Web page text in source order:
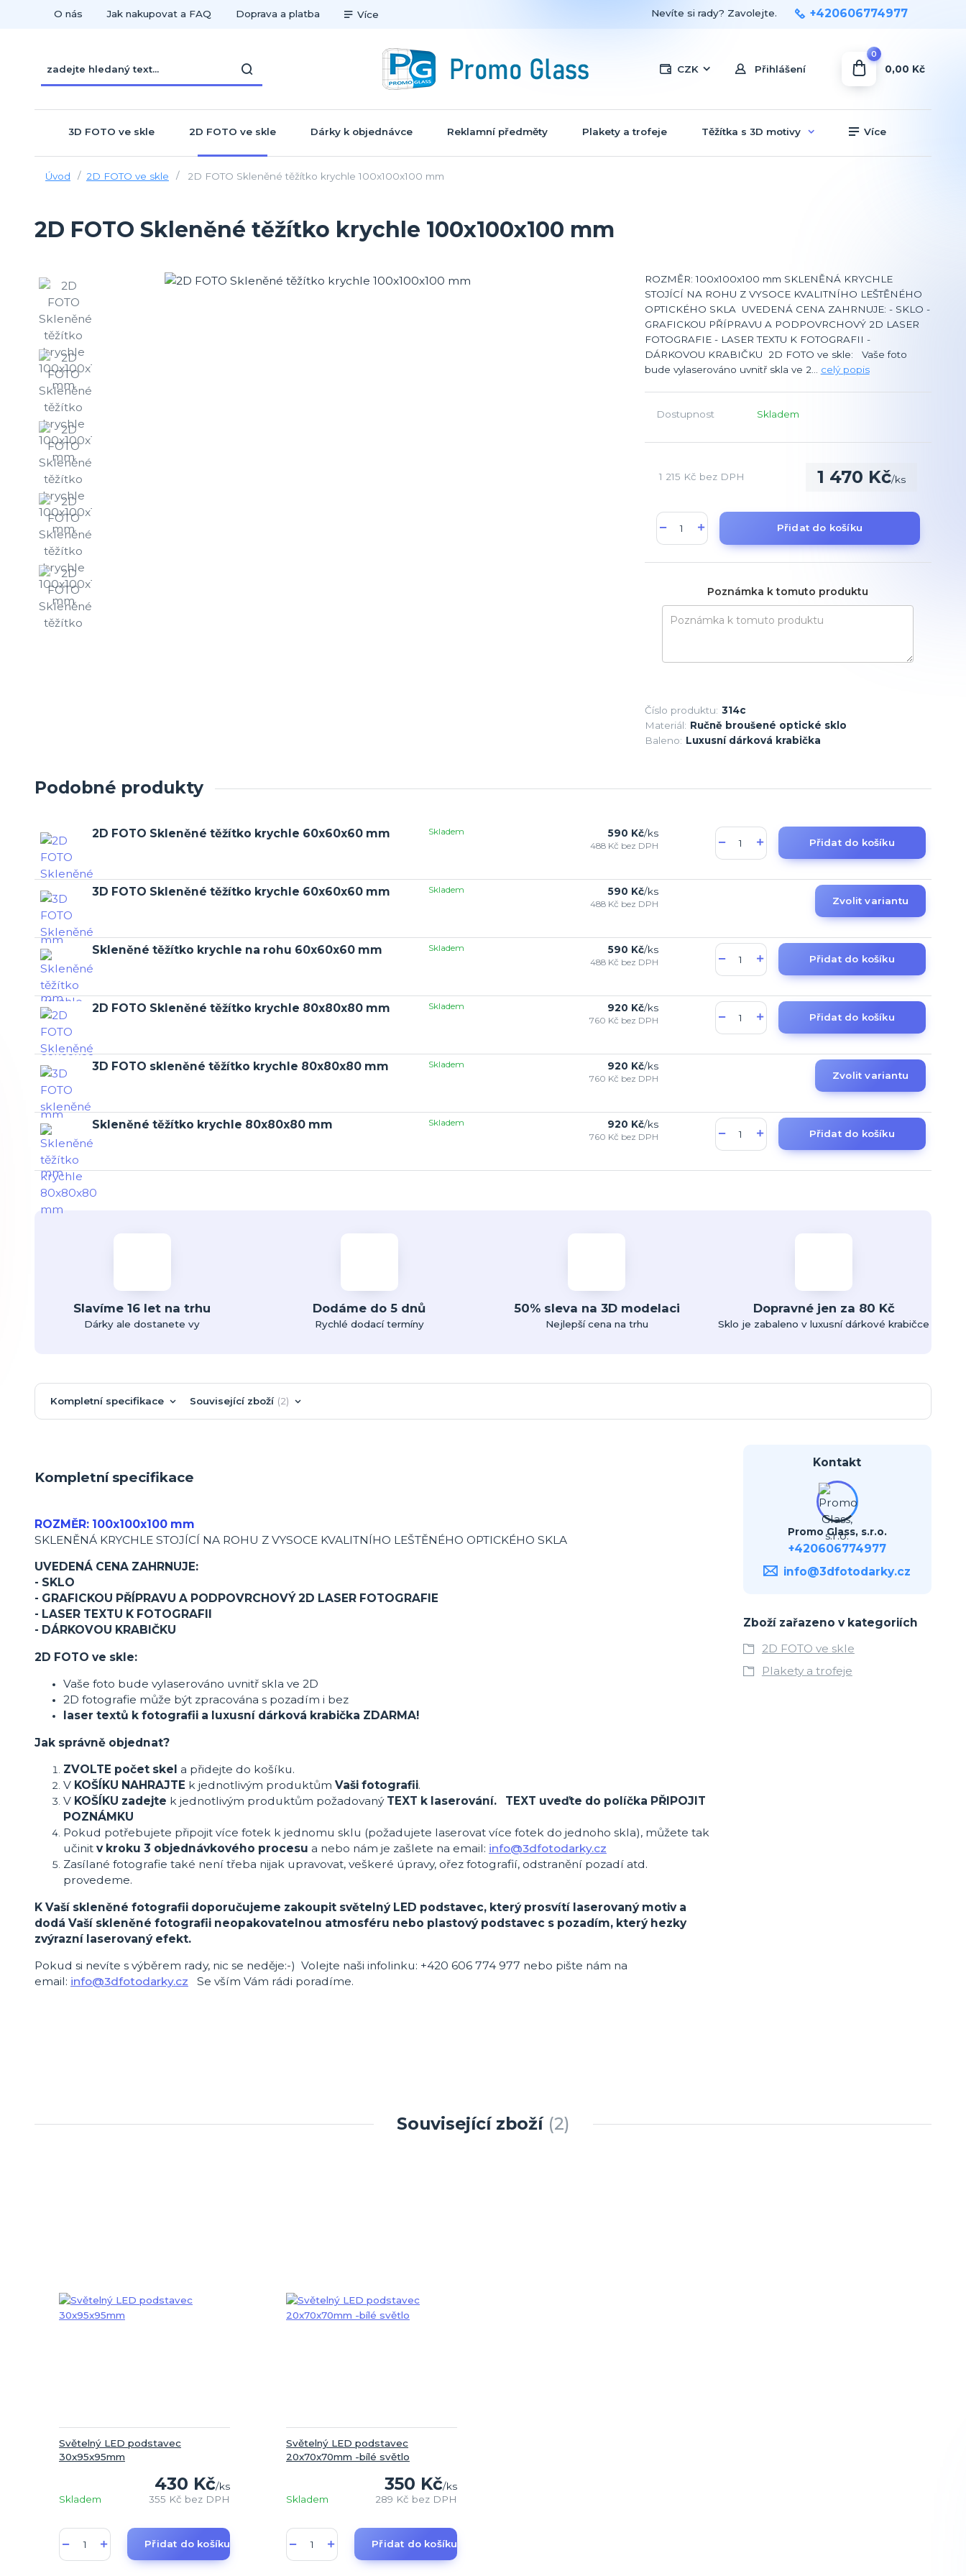
O nás Jak nakupovat a FAQ Doprava a platba Více
CZK Přihlášení
Nevíte si rady? Zavolejte. +420606774977
0
0,00 Kč
3D FOTO ve skle 2D FOTO ve skle Dárky k objednávce Reklamní předměty Plakety a trofeje Těžítka s 3D motivy Více
Úvod 2D FOTO ve skle 2D FOTO Skleněné těžítko krychle 100x100x100 mm
2D FOTO Skleněné těžítko krychle 100x100x100 mm
ROZMĚR: 100x100x100 mm SKLENĚNÁ KRYCHLE
STOJÍCÍ NA ROHU Z VYSOCE KVALITNÍHO LEŠTĚNÉHO
OPTICKÉHO SKLA UVEDENÁ CENA ZAHRNUJE: - SKLO -
GRAFICKOU PŘÍPRAVU A PODPOVRCHOVÝ 2D LASER
FOTOGRAFIE - LASER TEXTU K FOTOGRAFII -
DÁRKOVOU KRABIČKU 2D FOTO ve skle: Vaše foto
bude vylaserováno uvnitř skla ve 2... celý popis
Dostupnost Skladem
1 470 Kč/ks
1 215 Kč bez DPH
Přidat do košíku
Poznámka k tomuto produktu
Číslo produktu: 314c
Materiál: Ručně broušené optické sklo
Baleno: Luxusní dárková krabička
Podobné produkty
2D FOTO Skleněné těžítko krychle 60x60x60 mm 590 Kč/ks
488 Kč bez DPH
Skladem
Přidat do košíku
3D FOTO Skleněné těžítko krychle 60x60x60 mm 590 Kč/ks
488 Kč bez DPH
Skladem
Zvolit variantu
Skleněné těžítko krychle na rohu 60x60x60 mm 590 Kč/ks
488 Kč bez DPH
Skladem
Přidat do košíku
2D FOTO Skleněné těžítko krychle 80x80x80 mm 920 Kč/ks
760 Kč bez DPH
Skladem
Přidat do košíku
3D FOTO skleněné těžítko krychle 80x80x80 mm 920 Kč/ks
760 Kč bez DPH
Skladem
Zvolit variantu
Skleněné těžítko krychle 80x80x80 mm 920 Kč/ks
760 Kč bez DPH
Skladem
Přidat do košíku
Slavíme 16 let na trhu
Dárky ale dostanete vy
Dodáme do 5 dnů
Rychlé dodací termíny
50% sleva na 3D modelaci
Nejlepší cena na trhu
Dopravné jen za 80 Kč
Sklo je zabaleno v luxusní dárkové krabičce
Kompletní specifikace Související zboží 2
Kompletní specifikace
ROZMĚR: 100x100x100 mm
SKLENĚNÁ KRYCHLE STOJÍCÍ NA ROHU Z VYSOCE KVALITNÍHO LEŠTĚNÉHO OPTICKÉHO SKLA
UVEDENÁ CENA ZAHRNUJE:
- SKLO
- GRAFICKOU PŘÍPRAVU A PODPOVRCHOVÝ 2D LASER FOTOGRAFIE
- LASER TEXTU K FOTOGRAFII
- DÁRKOVOU KRABIČKU
2D FOTO ve skle:
Vaše foto bude vylaserováno uvnitř skla ve 2D
2D fotografie může být zpracována s pozadím i bez
laser textů k fotografii a luxusní dárková krabička ZDARMA!
Jak správně objednat?
ZVOLTE počet skel a přidejte do košíku.
V KOŠÍKU NAHRAJTE k jednotlivým produktům Vaši fotografii.
V KOŠÍKU zadejte k jednotlivým produktům požadovanýTEXT k laserování. TEXT uveďte do políčka PŘIPOJIT
POZNÁMKU
Pokud potřebujete připojit více fotek k jednomu sklu (požadujete laserovat více fotek do jednoho skla), můžete tak
učinit v kroku 3 objednávkového procesu a nebo nám je zašlete na email: info@3dfotodarky.cz
Zasílané fotografie také není třeba nijak upravovat, veškeré úpravy, ořez fotografií, odstranění pozadí atd.
provedeme.
K Vaší skleněné fotografii doporučujeme zakoupit světelný LED podstavec, který prosvítí laserovaný motiv a
dodá Vaší skleněné fotografii neopakovatelnou atmosféru nebo plastový podstavec s pozadím, který hezky
zvýrazní laserovaný efekt.
Pokud si nevíte s výběrem rady, nic se neděje:-) Volejte naši infolinku: +420 606 774 977 nebo pište nám na
email: info@3dfotodarky.cz Se vším Vám rádi poradíme.
Kontakt
Promo Glass, s.r.o.
+420606774977
info@3dfotodarky.cz
Zboží zařazeno v kategoriích
2D FOTO ve skle
Plakety a trofeje
Související zboží 2
Světelný LED podstavec
30x95x95mm
430 Kč/ks
355 Kč bez DPH
Skladem
Přidat do košíku
Světelný LED podstavec
20x70x70mm -bílé světlo
350 Kč/ks
289 Kč bez DPH
Skladem
Přidat do košíku